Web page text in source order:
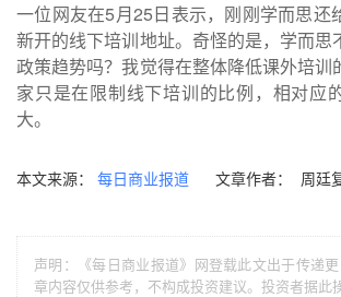
一位网友在5月25日表示，刚刚学而思还
新开的线下培训地址。奇怪的是，学而思
政策趋势吗？我觉得在整体降低课外培训
家只是在限制线下培训的比例，相对应
大。
本文来源： 每日商业报道 文章作者： 周廷
声明：《每日商业报道》网登载此文出于传递
章内容仅供参考，不构成投资建议。投资者据此